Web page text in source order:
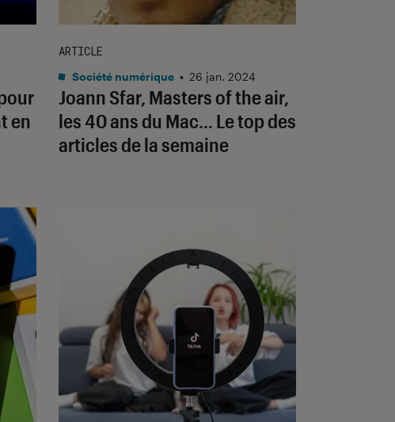
en
Joann Sfar, Masters of the air,
les 40 ans du Mac… Le top des
articles de la semaine
ARTICLE
Société numérique • 26 jan. 2024